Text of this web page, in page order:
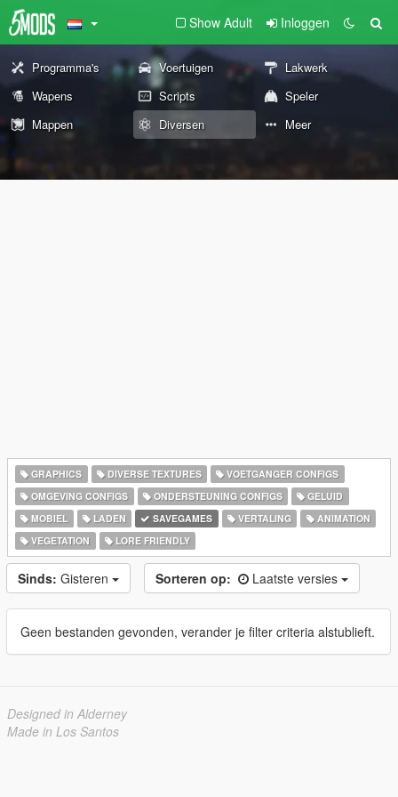
Show Adult Inloggen
Programma's Voertuigen
Lakwerk
Wapens
Scripts
Speler
Mappen
Diversen Meer
GRAPHICS DIVERSE TEXTURES
VOETGANGER CONFIGS
OMGEVING CONFIGS
ONDERSTEUNING CONFIGS
GELUID
MOBIEL
LADEN SAVEGAMES VERTALING
ANIMATION
VEGETATION
LORE FRIENDLY
Sinds: Gisteren Sorteren op: Laatste versies
Geen bestanden gevonden, verander je filter criteria alstublieft.
Designed in Alderney
Made in Los Santos